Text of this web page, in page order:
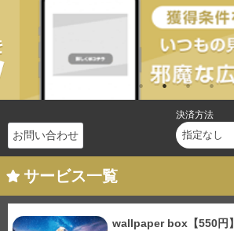
お問い合わせ
決済方法
サービス一覧
wallpaper box【550円】